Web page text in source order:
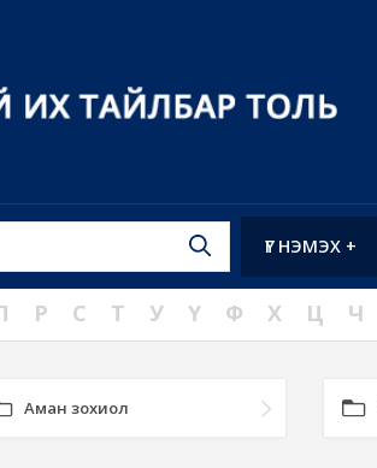
ҮГ НЭМЭХ +
Р С Т У Ү Ф Х Ц Ч
Аман зохиол